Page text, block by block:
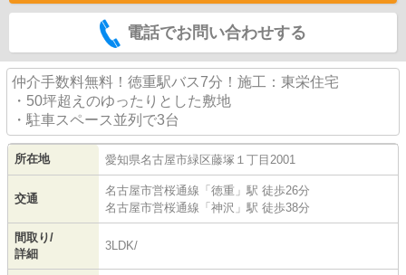
電話でお問い合わせする
仲介手数料無料！徳重駅バス7分！施工：東栄住宅
・50坪超えのゆったりとした敷地
・駐車スペース並列で3台
所在地 愛知県名古屋市緑区藤塚 １丁目2001
交通
名古屋市営桜通線 「 徳重 」駅 徒歩26分
名古屋市営桜通線 「 神沢 」駅 徒歩38分
間取り/
詳細
3LDK/